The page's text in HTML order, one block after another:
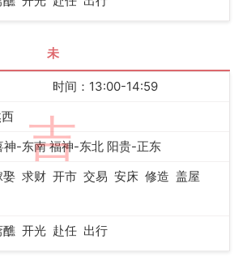
未
吉
时间：13:00-14:59
神-东南 福神-东北 阳贵-正东
娶 求财 开市 交易 安床 修造 盖屋
醮 开光 赴任 出行